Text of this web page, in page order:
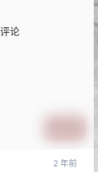
论
2 年前